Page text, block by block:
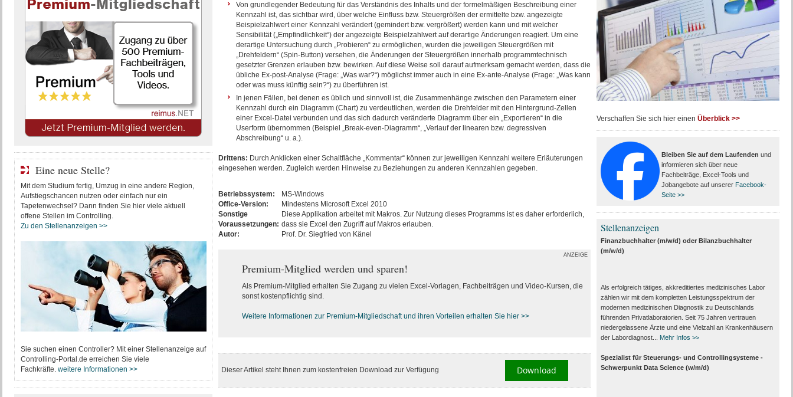
Von grundlegender Bedeutung für das Verständnis des Inhalts und der formelmäßigen Beschreibung einer
Kennzahl ist, das sichtbar wird, über welche Einfluss bzw. Steuergrößen der ermittelte bzw. angezeigte
Beispielzahlwert einer Kennzahl verändert (gemindert bzw. vergrößert) werden kann und mit welcher
Sensibilität („Empfindlichkeit“) der angezeigte Beispielzahlwert auf derartige Änderungen reagiert. Um eine
derartige Untersuchung durch „Probieren“ zu ermöglichen, wurden die jeweiligen Steuergrößen mit
„Drehfeldern“ (Spin-Button) versehen, die Änderungen der Steuergrößen innerhalb programmtechnisch
gesetzter Grenzen erlauben bzw. bewirken. Auf diese Weise soll darauf aufmerksam gemacht werden, dass die
übliche Ex-post-Analyse (Frage: „Was war?“) möglichst immer auch in eine Ex-ante-Analyse (Frage: „Was kann
oder was muss künftig sein?“) zu überführen ist.
In jenen Fällen, bei denen es üblich und sinnvoll ist, die Zusammenhänge zwischen den Parametern einer
Kennzahl durch ein Diagramm (Chart) zu verdeutlichen, werden die Drehfelder mit den Hintergrund-Zellen
einer Excel-Datei verbunden und das sich dadurch veränderte Diagramm über ein „Exportieren“ in die
Userform übernommen (Beispiel „Break-even-Diagramm“, „Verlauf der linearen bzw. degressiven
Abschreibung“ u. a.).
Drittens: Durch Anklicken einer Schaltfläche „Kommentar“ können zur jeweiligen Kennzahl weitere Erläuterungen
eingesehen werden. Zugleich werden Hinweise zu Beziehungen zu anderen Kennzahlen gegeben.
Betriebssystem:
MS-Windows
Office-Version:
Mindestens Microsoft Excel 2010
Sonstige
Voraussetzungen:
Diese Applikation arbeitet mit Makros. Zur Nutzung dieses Programms ist es daher erforderlich,
dass sie Excel den Zugriff auf Makros erlauben.
Autor:
Prof. Dr. Siegfried von Känel
ANZEIGE
Premium-Mitglied werden und sparen!
Als Premium-Mitglied erhalten Sie Zugang zu vielen Excel-Vorlagen, Fachbeiträgen und Video-Kursen, die
sonst kostenpflichtig sind.
Weitere Informationen zur Premium-Mitgliedschaft und ihren Vorteilen erhalten Sie hier >>
Dieser Artikel steht Ihnen zum kostenfreien Download zur Verfügung Download
Eine neue Stelle?
Mit dem Studium fertig, Umzug in eine andere Region,
Aufstiegschancen nutzen oder einfach nur ein
Tapetenwechsel? Dann finden Sie hier viele aktuell
offene Stellen im Controlling.
Zu den Stellenanzeigen >>
Sie suchen einen Controller? Mit einer Stellenanzeige auf
Controlling-Portal.de erreichen Sie viele
Fachkräfte. weitere Informationen >>
Verschaffen Sie sich hier einen Überblick >>
Bleiben Sie auf dem Laufenden und
informieren sich über neue
Fachbeiträge, Excel-Tools und
Jobangebote auf unserer Facebook-
Seite >>
Stellenanzeigen
Finanzbuchhalter (m/w/d) oder Bilanzbuchhalter
(m/w/d)
Als erfolgreich tätiges, akkreditiertes medizinisches Labor
zählen wir mit dem kompletten Leistungs­spektrum der
modernen medizinischen Diagnostik zu Deutschlands
führenden Privat­laboratorien. Seit 75 Jahren vertrauen
nieder­gelassene Ärzte und eine Vielzahl an Kranken­häusern
der Labor­diagnost...
Mehr Infos >>
Spezialist für Steuerungs- und Controllingsysteme -
Schwerpunkt Data Science (w/m/d)